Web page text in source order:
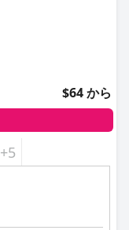
$64 から
+5